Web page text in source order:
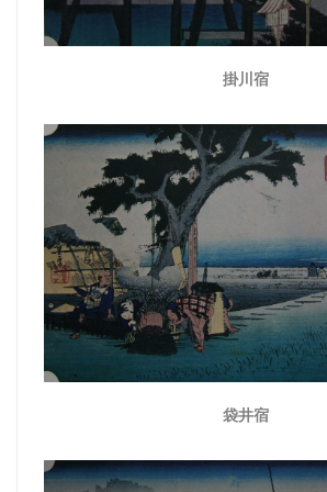
掛川宿
袋井宿